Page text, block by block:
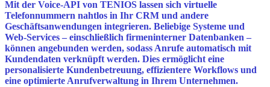
Mit der Voice-API von TENIOS lassen sich virtuelle
Telefonnummern nahtlos in Ihr CRM und andere
Geschäftsanwendungen integrieren. Beliebige Systeme und
Web-Services – einschließlich firmeninterner Datenbanken –
können angebunden werden, sodass Anrufe automatisch mit
Kundendaten verknüpft werden. Dies ermöglicht eine
personalisierte Kundenbetreuung, effizientere Workflows und
eine optimierte Anrufverwaltung in Ihrem Unternehmen.